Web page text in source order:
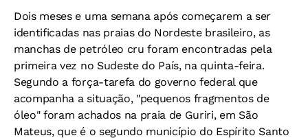
Dois meses e uma semana após começarem a ser
identificadas nas praias do Nordeste brasileiro, as
manchas de petróleo cru foram encontradas pela
primeira vez no Sudeste do País, na quinta-feira.
Segundo a força-tarefa do governo federal que
acompanha a situação, "pequenos fragmentos de
óleo" foram achados na praia de Guriri, em São
Mateus, que é o segundo município do Espírito Santo